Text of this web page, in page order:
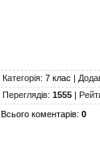
Категорія: 7 клас |
Переглядів: 1555 |
Всього коментарів: 0